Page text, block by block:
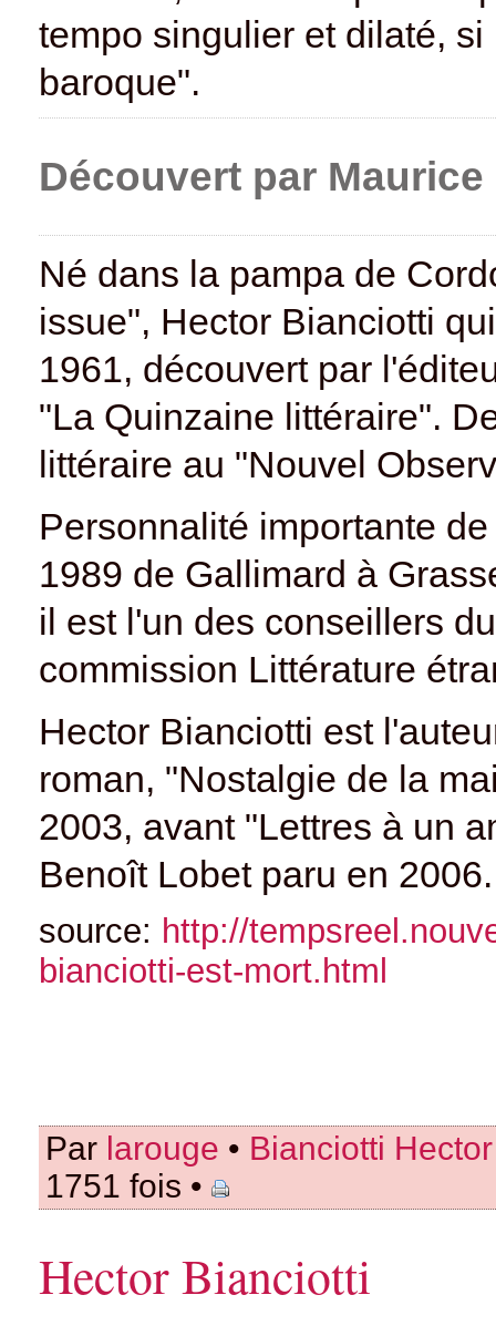
tempo singulier et dilaté,
baroque".
Découvert par Maurice
Né dans la pampa de
issue", Hector Bianciotti
1961, découvert par
"La Quinzaine littéraire".
littéraire au "Nouvel
Personnalité importante
1989 de Gallimard à
il est l'un des conseillers
commission Littérature
Hector Bianciotti est
roman, "Nostalgie de la
2003, avant "Lettres à un
Benoît Lobet paru en 2006.
source: http://
bianciotti-est-mort.html
Par larouge • Bianciotti Hector
1751 fois •
Hector Bianciotti